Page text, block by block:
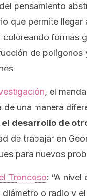
pensamiento
que permite llegar
formas
de polígonos
, el
de una manera
desarrollo de
de trabajar en
para nuevos
Troncoso: “A nivel
o radio y